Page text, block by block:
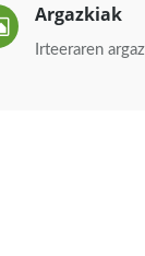
Argazkiak
Irteeraren